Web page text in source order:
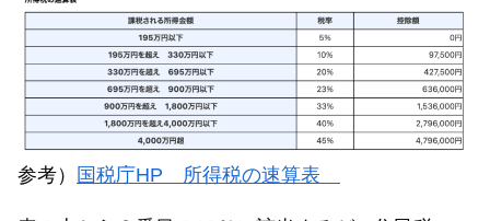
参考） 国税庁HP 所得税の速算表